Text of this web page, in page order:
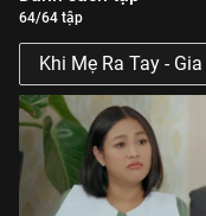
64/64 tập
Khi Mẹ Ra Tay -